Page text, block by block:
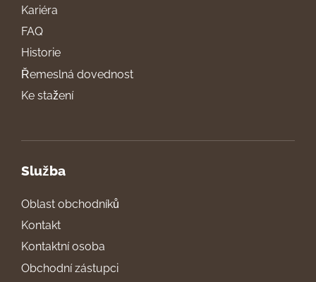
Kariéra
FAQ
Historie
Řemeslná dovednost
Ke stažení
Služba
Oblast obchodníků
Kontakt
Kontaktní osoba
Obchodní zástupci